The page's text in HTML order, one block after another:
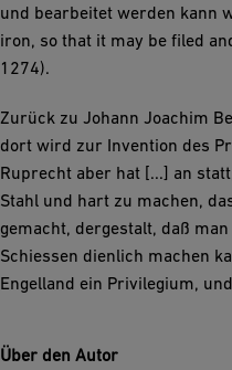
und bearbeitet werden kann
iron, so that it may be filed
1274).
Zurück zu Johann Joachim
dort wird zur Invention des
Ruprecht aber hat [...] an
Stahl und hart zu machen,
gemacht, dergestalt, daß
Schiessen dienlich machen
Engelland ein Privilegium,
Über den Autor